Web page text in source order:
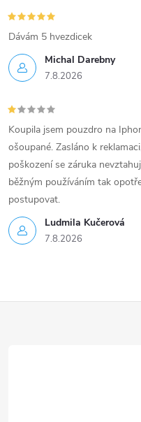
Michal Darebny
7.8.2026
Dávám 5 hvezdicek
Ludmila Kučerová
7.8.2026
Koupila jsem pouzdro na
ošoupané. Zasláno k
poškození se záruka
běžným používáním tak
postupovat.